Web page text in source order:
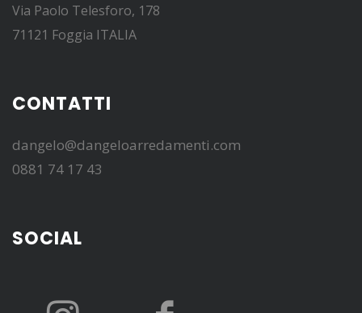
Via Paolo Telesforo, 178
71121 Foggia ITALIA
CONTATTI
dangelo@dangeloarredamenti.com
0881 74 17 43
SOCIAL